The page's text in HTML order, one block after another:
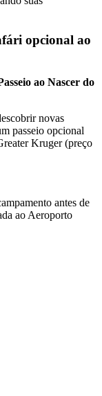
opcional ao
ao Nascer do
novas
passeio opcional
Kruger (preço
antes de
ao Aeroporto